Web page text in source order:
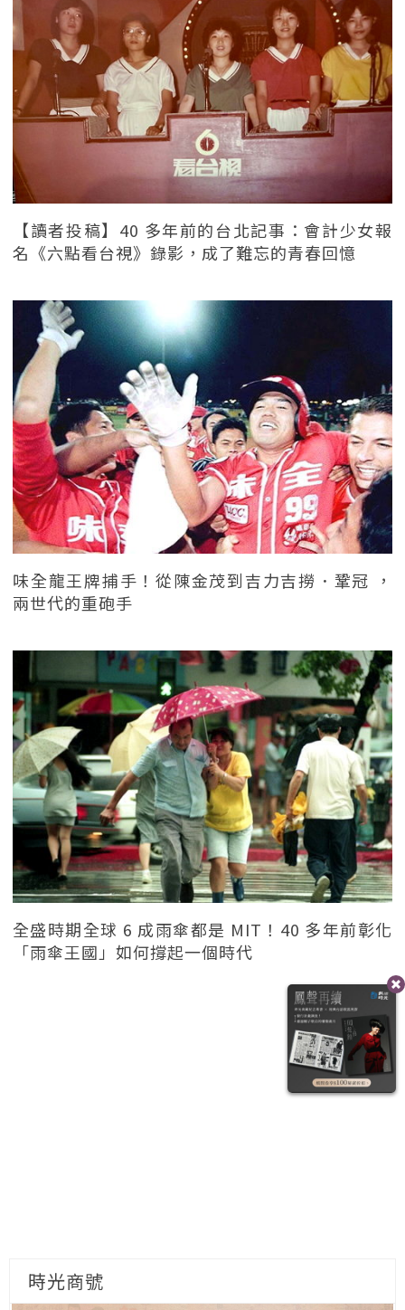
【讀者投稿】40 多年前的台北記事：會計少女報
名《六點看台視》錄影，成了難忘的青春回憶
味全龍王牌捕手！從陳金茂到吉力吉撈．鞏冠 ，
兩世代的重砲手
全盛時期全球 6 成雨傘都是 MIT！40 多年前彰化
「雨傘王國」如何撐起一個時代
時光商號